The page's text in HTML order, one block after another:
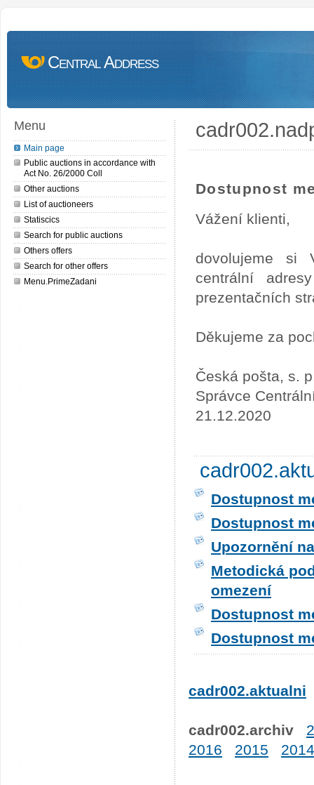
Central Address
Menu
Main page
Public auctions in accordance with
Act No. 26/2000 Coll
Other auctions
List of auctioneers
Statiscics
Search for public auctions
Others offers
Search for other offers
Menu.PrimeZadani
Dostupnost
Vážení klienti,
dovolujeme si
centrální
prezentačních
Děkujeme za
Česká pošta, s.
Správce
21.12.2020
Dostupnost
Dostupnost
Upozornění
Metodická
omezení
Dostupnost
Dostupnost
cadr002.aktualni
cadr002.archiv
2016
2015 2014